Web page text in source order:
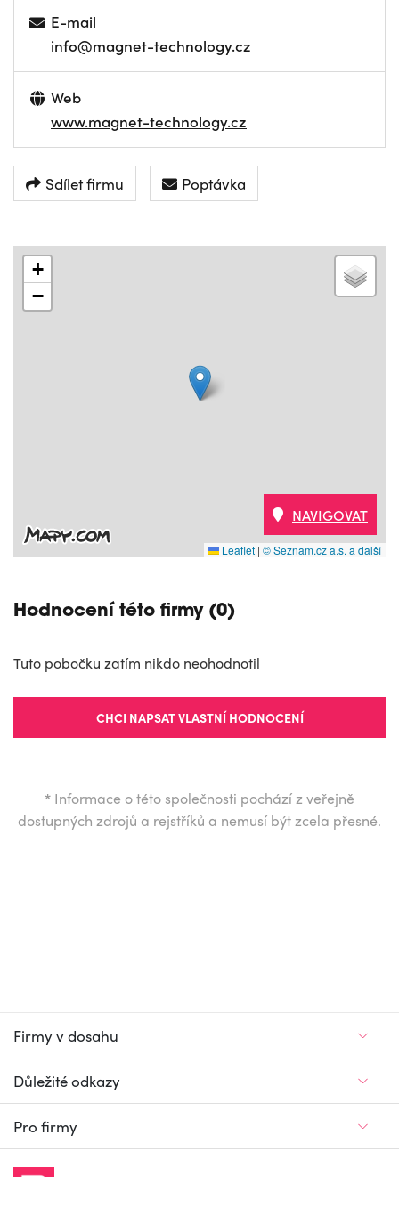
E-mail
info@magnet-technology.cz
Web
www.magnet-technology.cz
Sdílet firmu Poptávka
+
−
Leaflet | © Seznam.cz a.s. a další
NAVIGOVAT
Hodnocení této firmy (0)
Tuto pobočku zatím nikdo neohodnotil
CHCI NAPSAT VLASTNÍ HODNOCENÍ
* Informace o této společnosti pochází z veřejně
dostupných zdrojů a rejstříků a nemusí být zcela přesné.
Firmy v dosahu
Důležité odkazy
Pro firmy